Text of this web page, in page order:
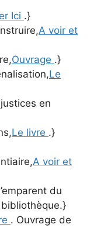
Ici .}
A voir et
Ouvrage .}
Le
en
Le livre .}
A voir et
du
. Ouvrage de